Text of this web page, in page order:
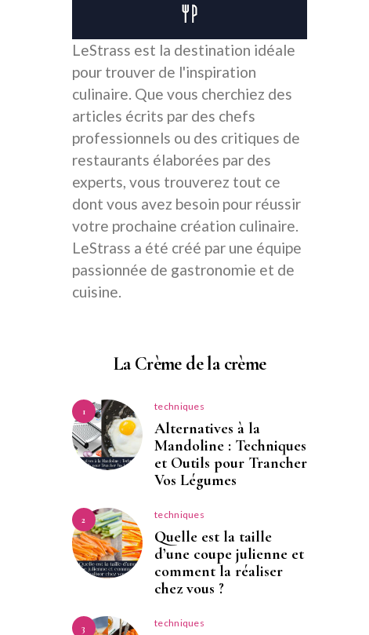
LeStrass est la destination idéale
pour trouver de l'inspiration
culinaire. Que vous cherchiez des
articles écrits par des chefs
professionnels ou des critiques de
restaurants élaborées par des
experts, vous trouverez tout ce
dont vous avez besoin pour réussir
votre prochaine création culinaire.
LeStrass a été créé par une équipe
passionnée de gastronomie et de
cuisine.
La Crème de la crème
1 techniques
Alternatives à la
Mandoline : Techniques
et Outils pour Trancher
Vos Légumes
2 techniques
Quelle est la taille
d’une coupe julienne et
comment la réaliser
chez vous ?
3 techniques